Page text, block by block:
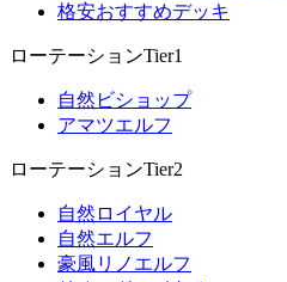
格安おすすめデッキ
ローテーションTier1
自然ビショップ
アマツエルフ
ローテーションTier2
自然ロイヤル
自然エルフ
豪風リノエルフ